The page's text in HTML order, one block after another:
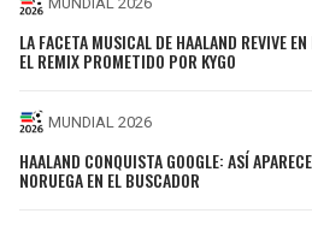
LA FACETA MUSICAL DE HAALAND REVIVE
EL REMIX PROMETIDO POR KYGO
MUNDIAL 2026
HAALAND CONQUISTA GOOGLE: ASÍ
NORUEGA EN EL BUSCADOR